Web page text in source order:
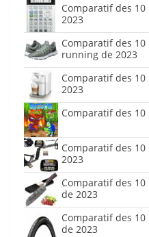
Comparatif des
2023
Comparatif des
running de 2023
Comparatif des
2023
Comparatif des 10
Comparatif des
2023
Comparatif des
de 2023
Comparatif des
de 2023